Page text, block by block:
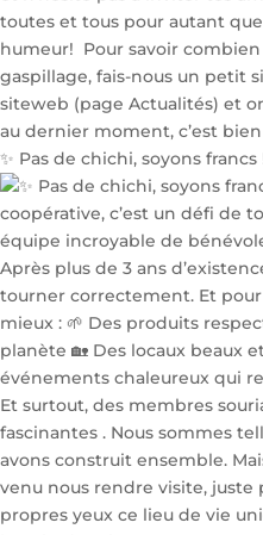
✨ Pas de chichi, soyons